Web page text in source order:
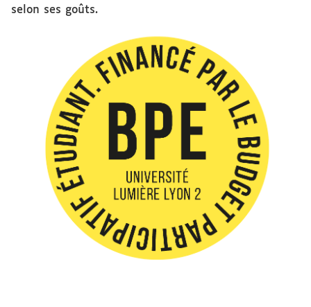
selon ses goûts.